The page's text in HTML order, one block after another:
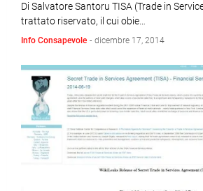
Di Salvatore Santoru TISA (Trade in
trattato riservato, il cui obie…
Info Consapevole - dicembre 17, 2014